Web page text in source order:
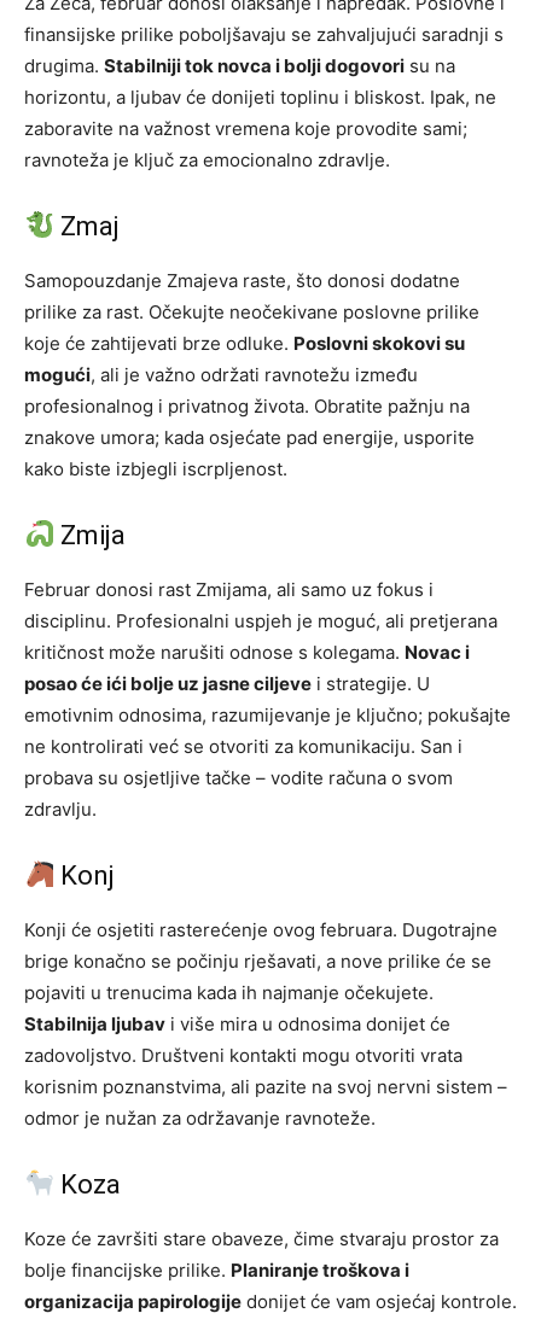
finansijske prilike poboljšavaju se zahvaljujući saradnji s
drugima. Stabilniji tok novca i bolji dogovori su na
horizontu, a ljubav će donijeti toplinu i bliskost. Ipak, ne
zaboravite na važnost vremena koje provodite sami;
ravnoteža je ključ za emocionalno zdravlje.
Zmaj
Samopouzdanje Zmajeva raste, što donosi dodatne
prilike za rast. Očekujte neočekivane poslovne prilike
koje će zahtijevati brze odluke. Poslovni skokovi su
mogući, ali je važno održati ravnotežu između
profesionalnog i privatnog života. Obratite pažnju na
znakove umora; kada osjećate pad energije, usporite
kako biste izbjegli iscrpljenost.
Zmija
Februar donosi rast Zmijama, ali samo uz fokus i
disciplinu. Profesionalni uspjeh je moguć, ali pretjerana
kritičnost može narušiti odnose s kolegama. Novac i
posao će ići bolje uz jasne ciljeve i strategije. U
emotivnim odnosima, razumijevanje je ključno; pokušajte
ne kontrolirati već se otvoriti za komunikaciju. San i
probava su osjetljive tačke – vodite računa o svom
zdravlju.
Konj
Konji će osjetiti rasterećenje ovog februara. Dugotrajne
brige konačno se počinju rješavati, a nove prilike će se
pojaviti u trenucima kada ih najmanje očekujete.
Stabilnija ljubav i više mira u odnosima donijet će
zadovoljstvo. Društveni kontakti mogu otvoriti vrata
korisnim poznanstvima, ali pazite na svoj nervni sistem –
odmor je nužan za održavanje ravnoteže.
Koza
Koze će završiti stare obaveze, čime stvaraju prostor za
bolje financijske prilike. Planiranje troškova i
organizacija papirologije donijet će vam osjećaj kontrole.